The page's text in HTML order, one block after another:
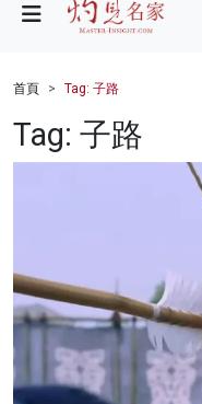
財經
健康
影片
名家榜
灼見活動
首頁 Tag: 子路
Tag: 子路